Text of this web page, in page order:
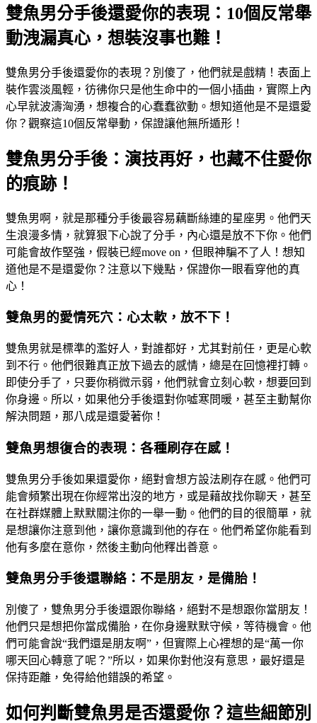
雙魚男分手後還愛你的表現：10個反常舉
動洩漏真心，想裝沒事也難！
雙魚男分手後還愛你的表現？別傻了，他們就是戲精！表面上
裝作雲淡風輕，彷彿你只是他生命中的一個小插曲，實際上內
心早就波濤洶湧，想複合的心蠢蠢欲動。想知道他是不是還愛
你？觀察這10個反常舉動，保證讓他無所遁形！
雙魚男分手後：演技再好，也藏不住愛你
的痕跡！
雙魚男啊，就是那種分手後最容易藕斷絲連的星座男。他們天
生浪漫多情，就算狠下心說了分手，內心還是放不下你。他們
可能會故作堅強，假裝已經move on，但眼神騙不了人！想知
道他是不是還愛你？注意以下幾點，保證你一眼看穿他的真
心！
雙魚男的愛情死穴：心太軟，放不下！
雙魚男就是標準的濫好人，對誰都好，尤其對前任，更是心軟
到不行。他們很難真正放下過去的感情，總是在回憶裡打轉。
即使分手了，只要你稍微示弱，他們就會立刻心軟，想要回到
你身邊。所以，如果他分手後還對你噓寒問暖，甚至主動幫你
解決問題，那八成是還愛著你！
雙魚男想復合的表現：各種刷存在感！
雙魚男分手後如果還愛你，絕對會想方設法刷存在感。他們可
能會頻繁出現在你經常出沒的地方，或是藉故找你聊天，甚至
在社群媒體上默默關注你的一舉一動。他們的目的很簡單，就
是想讓你注意到他，讓你意識到他的存在。他們希望你能看到
他有多麼在意你，然後主動向他釋出善意。
雙魚男分手後還聯絡：不是朋友，是備胎！
別傻了，雙魚男分手後還跟你聯絡，絕對不是想跟你當朋友！
他們只是想把你當成備胎，在你身邊默默守候，等待機會。他
們可能會說“我們還是朋友啊”，但實際上心裡想的是“萬一你
哪天回心轉意了呢？”所以，如果你對他沒有意思，最好還是
保持距離，免得給他錯誤的希望。
如何判斷雙魚男是否還愛你？這些細節別